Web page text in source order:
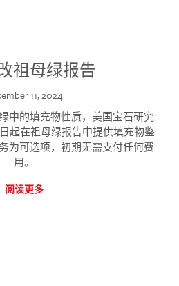
祖母绿报告
11, 2024
中的填充物性质，美国宝石研究
起在祖母绿报告中提供填充物鉴
为可选项，初期无需支付任何费
用。
阅读更多